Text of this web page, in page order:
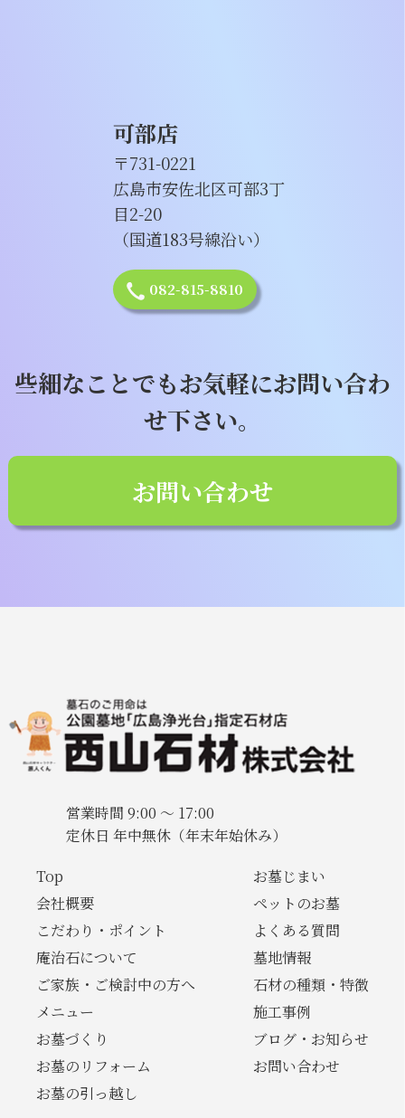
可部店
〒731-0221
広島市安佐北区可部3丁
目2-20
（国道183号線沿い）
082-815-8810
些細なことでもお気軽にお問い合わ
せ下さい。
お問い合わせ
営業時間 9:00 〜 17:00
定休日 年中無休（年末年始休み）
Top
会社概要
こだわり・ポイント
庵治石について
ご家族・ご検討中の方へ
メニュー
お墓づくり
お墓のリフォーム
お墓の引っ越し
お墓じまい
ペットのお墓
よくある質問
墓地情報
石材の種類・特徴
施工事例
ブログ・お知らせ
お問い合わせ